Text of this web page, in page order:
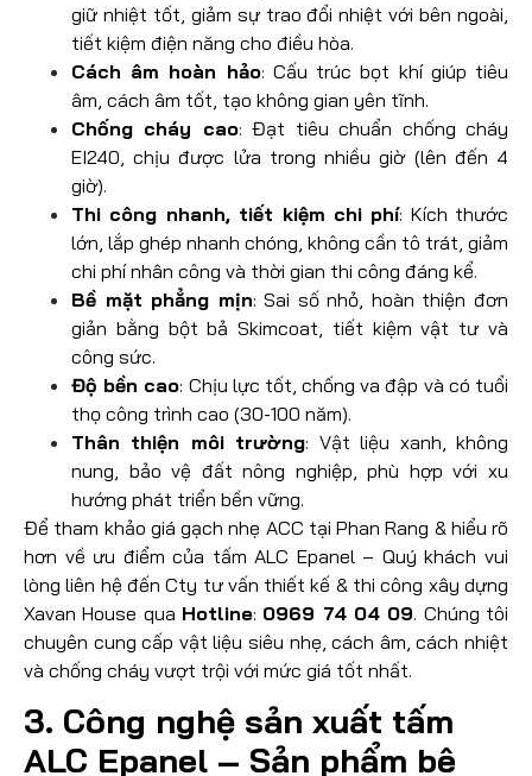
giữ nhiệt tốt, giảm sự trao đổi nhiệt với bên ngoài,
tiết kiệm điện năng cho điều hòa.
Cách âm hoàn hảo: Cấu trúc bọt khí giúp tiêu
âm, cách âm tốt, tạo không gian yên tĩnh.
Chống cháy cao: Đạt tiêu chuẩn chống cháy
EI240, chịu được lửa trong nhiều giờ (lên đến 4
giờ).
Thi công nhanh, tiết kiệm chi phí: Kích thước
lớn, lắp ghép nhanh chóng, không cần tô trát, giảm
chi phí nhân công và thời gian thi công đáng kể.
Bề mặt phẳng mịn: Sai số nhỏ, hoàn thiện đơn
giản bằng bột bả Skimcoat, tiết kiệm vật tư và
công sức.
Độ bền cao: Chịu lực tốt, chống va đập và có tuổi
thọ công trình cao (30-100 năm).
Thân thiện môi trường: Vật liệu xanh, không
nung, bảo vệ đất nông nghiệp, phù hợp với xu
hướng phát triển bền vững.
Để tham khảo giá gạch nhẹ ACC tại Phan Rang & hiểu rõ
hơn về ưu điểm của tấm ALC Epanel – Quý khách vui
lòng liên hệ đến Cty tư vấn thiết kế & thi công xây dựng
Xavan House qua Hotline: 0969 74 04 09. Chúng tôi
chuyên cung cấp vật liệu siêu nhẹ, cách âm, cách nhiệt
và chống cháy vượt trội với mức giá tốt nhất.
3. Công nghệ sản xuất tấm
ALC Epanel – Sản phẩm bê